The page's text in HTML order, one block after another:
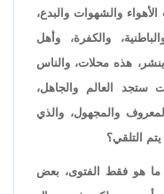
والشهوات والبدع،
والكفرة، وأهل
ينشر، هذه محلات، والناس
ستجد العالم والجاهل،
والمجهول، والذي
التلقي؟
ما هو فقط الفتوى، بعض